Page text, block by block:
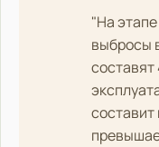
"На
выбросы
составит